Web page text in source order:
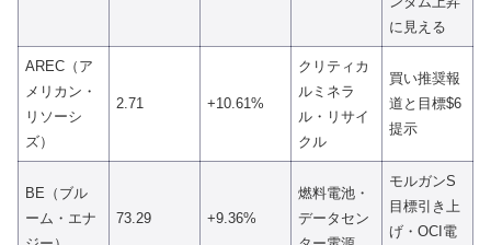
に見える
AREC（ア
メリカン・
リソーシ
ズ）
2.71 +10.61%
クリティカ
ルミネラ
ル・リサイ
クル
買い推奨報
道と目標$6
提示
BE（ブル
ーム・エナ
73.29 +9.36%
燃料電池・
データセン
モルガンS
目標引き上
げ・OCI電